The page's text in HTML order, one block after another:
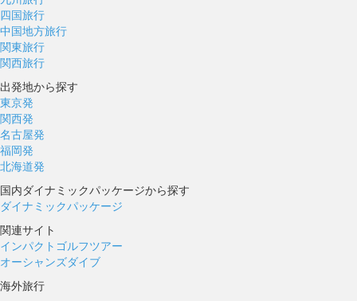
四国旅行
中国地方旅行
関東旅行
関西旅行
出発地から探す
東京発
関西発
名古屋発
福岡発
北海道発
国内ダイナミックパッケージから探す
ダイナミックパッケージ
関連サイト
インパクトゴルフツアー
オーシャンズダイブ
海外旅行